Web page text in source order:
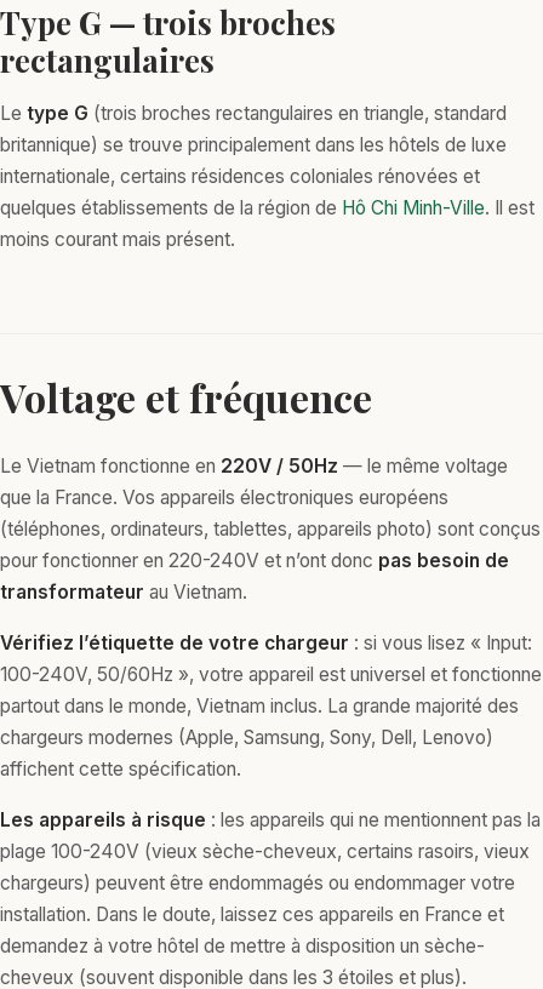
Type G — trois broches
rectangulaires
Le type G (trois broches rectangulaires en triangle, standard
britannique) se trouve principalement dans les hôtels de luxe
internationale, certains résidences coloniales rénovées et
quelques établissements de la région de Hô Chi Minh-Ville. Il est
moins courant mais présent.
Voltage et fréquence
Le Vietnam fonctionne en 220V / 50Hz — le même voltage
que la France. Vos appareils électroniques européens
(téléphones, ordinateurs, tablettes, appareils photo) sont conçus
pour fonctionner en 220-240V et n’ont donc pas besoin de
transformateur au Vietnam.
Vérifiez l’étiquette de votre chargeur : si vous lisez « Input:
100-240V, 50/60Hz », votre appareil est universel et fonctionne
partout dans le monde, Vietnam inclus. La grande majorité des
chargeurs modernes (Apple, Samsung, Sony, Dell, Lenovo)
affichent cette spécification.
Les appareils à risque : les appareils qui ne mentionnent pas la
plage 100-240V (vieux sèche-cheveux, certains rasoirs, vieux
chargeurs) peuvent être endommagés ou endommager votre
installation. Dans le doute, laissez ces appareils en France et
demandez à votre hôtel de mettre à disposition un sèche-
cheveux (souvent disponible dans les 3 étoiles et plus).